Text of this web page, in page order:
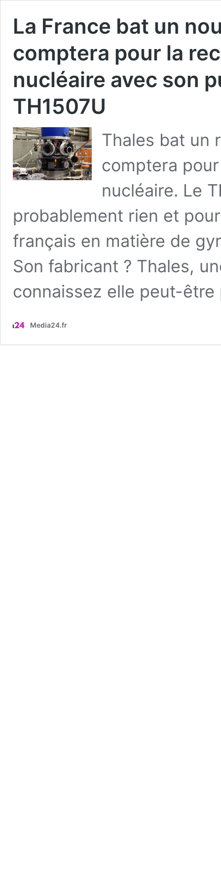
La France bat un
comptera pour la
nucléaire avec son
TH1507U
Thales bat un
comptera
nucléaire. Le
probablement rien et
français en matière de
Son fabricant ? Thales,
connaissez elle peut-
Media24.fr